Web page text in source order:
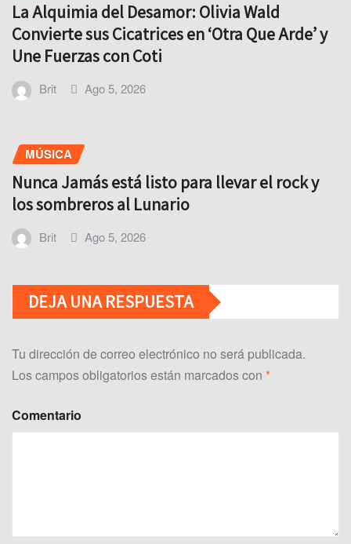
La Alquimia del Desamor: Olivia Wald
Convierte sus Cicatrices en ‘Otra Que Arde’ y
Une Fuerzas con Coti
Brit Ago 5, 2026
MÚSICA
Nunca Jamás está listo para llevar el rock y
los sombreros al Lunario
Brit Ago 5, 2026
DEJA UNA RESPUESTA
Tu dirección de correo electrónico no será publicada.
Los campos obligatorios están marcados con *
Comentario